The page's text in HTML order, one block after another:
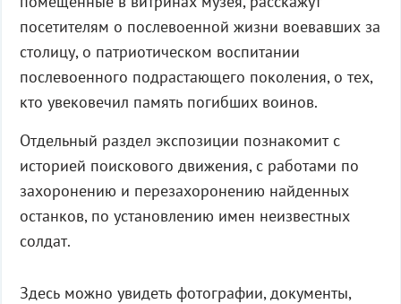
посетителям о послевоенной жизни воевавших за
столицу, о патриотическом воспитании
послевоенного подрастающего поколения, о тех,
кто увековечил память погибших воинов.
Отдельный раздел экспозиции познакомит с
историей поискового движения, с работами по
захоронению и перезахоронению найденных
останков, по установлению имен неизвестных
солдат.
Здесь можно увидеть фотографии, документы,